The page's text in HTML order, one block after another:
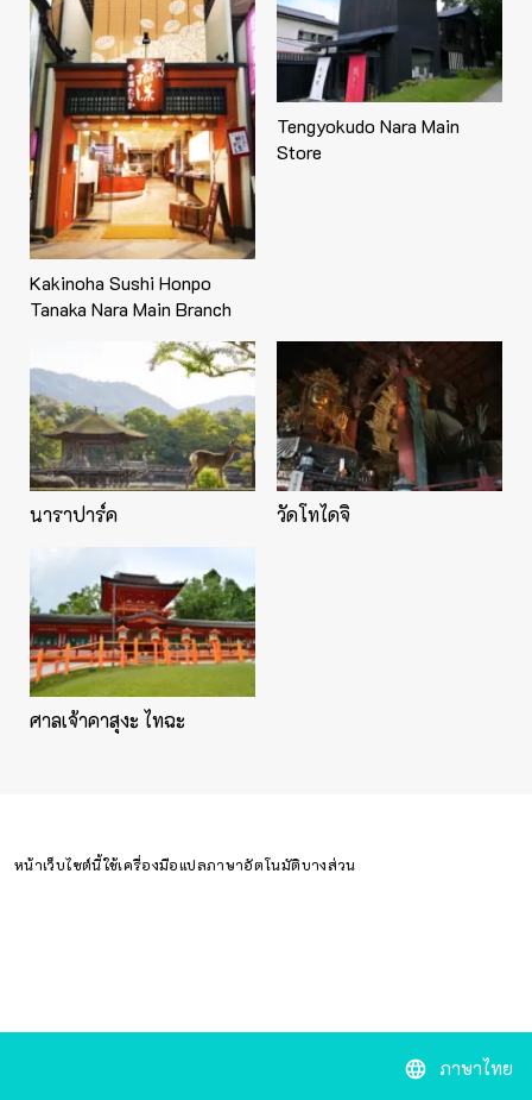
Kakinoha Sushi Honpo
Tanaka Nara Main Branch
Tengyokudo Nara Main
Store
นาราปาร์ค วัดโทไดจิ
ศาลเจ้าคาสุงะ ไทฉะ
หน้าเว็บไซต์นี้ใช้เครื่องมือแปลภาษาอัตโนมัติบางส่วน
language ภาษาไทย